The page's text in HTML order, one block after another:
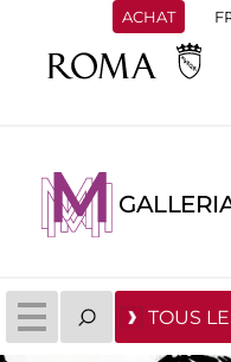
ACHAT
TOUS